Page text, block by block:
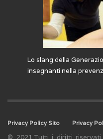
Lo slang della
insegnanti nella
Privacy Policy Sito Privacy
© 2021.Tutti i diritti riservati.